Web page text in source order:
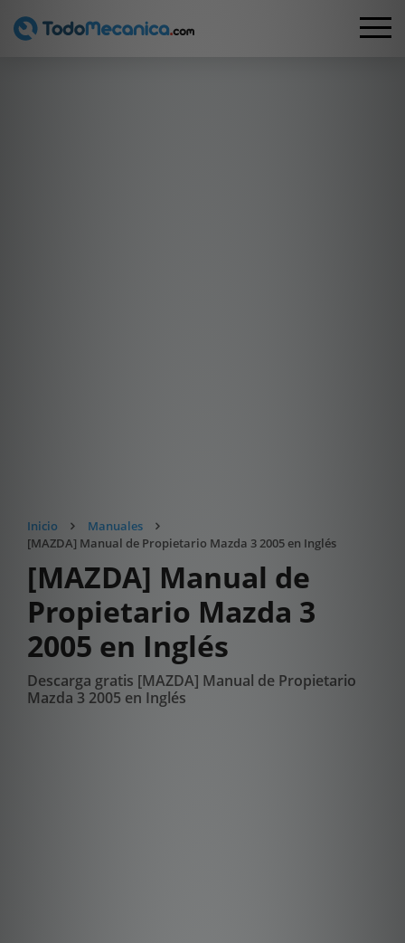
Inicio
Manuales
[MAZDA] Manual de Propietario Mazda 3 2005 en Inglés
[MAZDA] Manual de
Propietario Mazda 3
2005 en Inglés
Descarga gratis [MAZDA] Manual de Propietario
Mazda 3 2005 en Inglés